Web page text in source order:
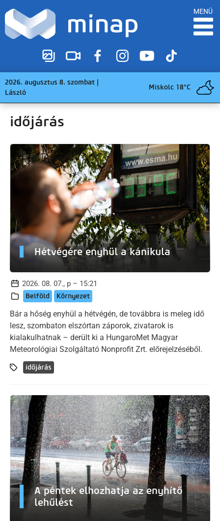
MENÜ
2026. augusztus 8. szombat |
László
Miskolc 18°C
időjárás
Hétvégére enyhül a kánikula
2026. 08. 07., p – 15:21
Belföld Környezet
Bár a hőség enyhül a hétvégén, de továbbra is meleg idő
lesz, szombaton elszórtan záporok, zivatarok is
kialakulhatnak – derült ki a HungaroMet Magyar
Meteorológiai Szolgáltató Nonprofit Zrt. előrejelzéséből.
időjárás
A péntek elhozhatja az enyhítő
lehűlést